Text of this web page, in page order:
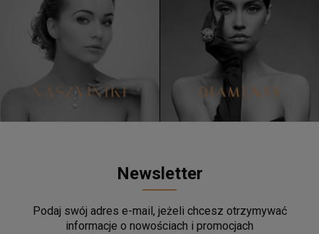
Newsletter
Podaj swój adres e-mail, jeżeli chcesz otrzymywać
informacje o nowościach i promocjach